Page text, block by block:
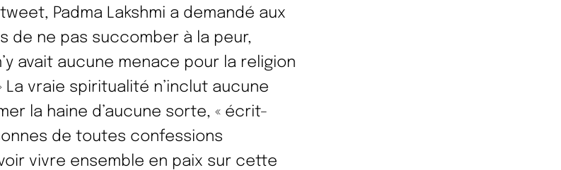
Padma Lakshmi a demandé aux
de ne pas succomber à la peur,
avait aucune menace pour la religion
La vraie spiritualité n’inclut aucune
la haine d’aucune sorte, « écrit-
de toutes confessions
vivre ensemble en paix sur cette